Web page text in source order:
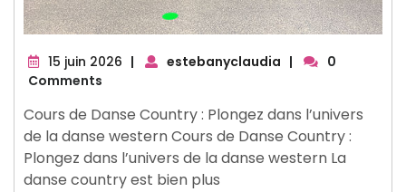
15 juin 2026 15| estebanyclaudia |
0
Comments
Cours de Danse Country : Plongez dans l’univers
de la danse western Cours de Danse Country :
Plongez dans l’univers de la danse western La
danse country est bien plus